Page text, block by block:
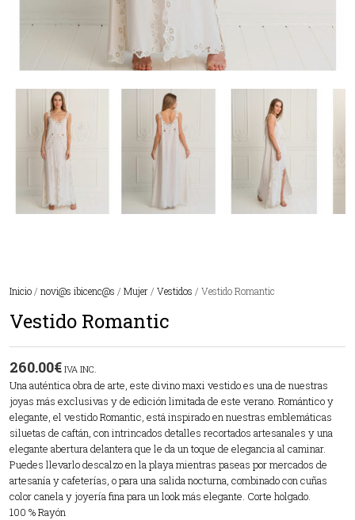
Inicio / novi@s ibicenc@s / Mujer / Vestidos / Vestido Romantic
Vestido Romantic
260.00€ IVA INC.
Una auténtica obra de arte, este divino maxi vestido es una de nuestras
joyas más exclusivas y de edición limitada de este verano. Romántico y
elegante, el vestido Romantic, está inspirado en nuestras emblemáticas
siluetas de caftán, con intrincados detalles recortados artesanales y una
elegante abertura delantera que le da un toque de elegancia al caminar.
Puedes llevarlo descalzo en la playa mientras paseas por mercados de
artesanía y cafeterías, o para una salida nocturna, combinado con cuñas
color canela y joyería fina para un look más elegante. Corte holgado.
100 % Rayón